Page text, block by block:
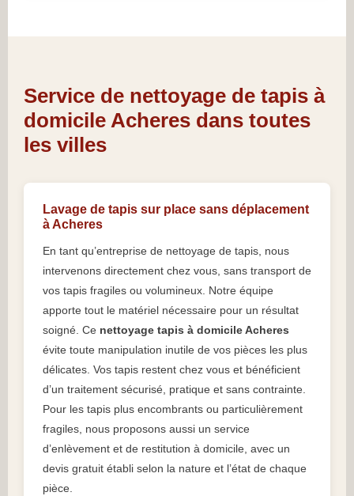
Service de nettoyage de tapis à
domicile Acheres dans toutes
les villes
Lavage de tapis sur place sans déplacement
à Acheres
En tant qu’entreprise de nettoyage de tapis, nous
intervenons directement chez vous, sans transport de
vos tapis fragiles ou volumineux. Notre équipe
apporte tout le matériel nécessaire pour un résultat
soigné. Ce nettoyage tapis à domicile Acheres
évite toute manipulation inutile de vos pièces les plus
délicates. Vos tapis restent chez vous et bénéficient
d’un traitement sécurisé, pratique et sans contrainte.
Pour les tapis plus encombrants ou particulièrement
fragiles, nous proposons aussi un service
d’enlèvement et de restitution à domicile, avec un
devis gratuit établi selon la nature et l’état de chaque
pièce.